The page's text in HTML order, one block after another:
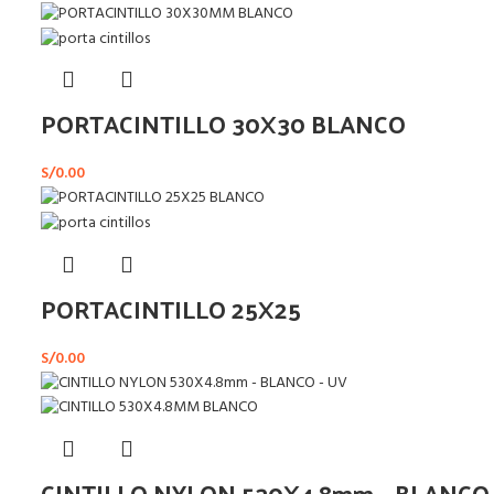
PORTACINTILLO 30X30 BLANCO
S/0.00
PORTACINTILLO 25X25
S/0.00